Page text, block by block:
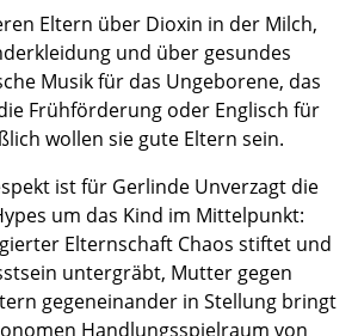
Eltern über Dioxin in der Milch,
und über gesundes
Musik für das Ungeborene, das
Frühförderung oder Englisch für
wollen sie gute Eltern sein.
ist für Gerlinde Unverzagt die
um das Kind im Mittelpunkt:
Elternschaft Chaos stiftet und
untergräbt, Mutter gegen
gegeneinander in Stellung bringt
Handlungsspielraum von